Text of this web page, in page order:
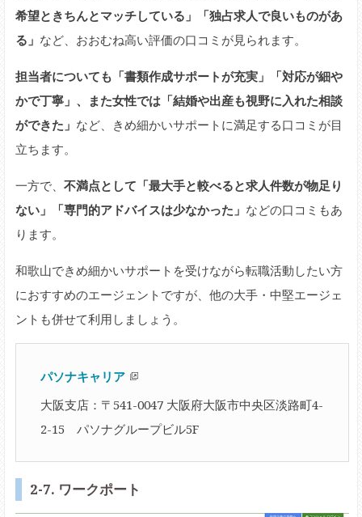
希望ときちんとマッチしている」「独占求人で良いものがあ
る」 など、おおむね高い評価の口コミが見られます。
担当者についても「書類作成サポートが充実」「対応が細や
かで丁寧」、また女性では「結婚や出産も視野に入れた相談
ができた」 など、きめ細かいサポートに満足する口コミが目
立ちます。
一方で、 不満点として「最大手と較べると求人件数が物足り
ない」「専門的アドバイスは少なかった」 などの口コミもあ
ります。
和歌山できめ細かいサポートを受けながら転職活動したい方
におすすめのエージェントですが、他の大手・中堅エージェ
ントも併せて利用しましょう。
パソナキャリア
大阪支店：〒541-0047 大阪府大阪市中央区淡路町4-
2-15 パソナグループビル5F
2-7. ワークポート